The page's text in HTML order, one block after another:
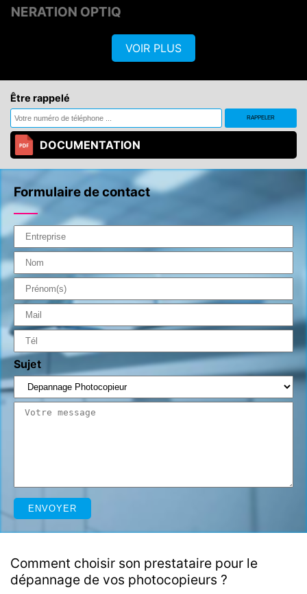
VOIR PLUS
Être rappelé
DOCUMENTATION
Formulaire de contact
Sujet
Comment choisir son prestataire pour le
dépannage de vos photocopieurs ?